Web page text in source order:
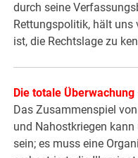
durch seine
Rettungspolitik, hält uns
ist, die Rechtslage zu
Die totale Überwachung
Das Zusammenspiel
und Nahostkriegen
sein; es muss eine